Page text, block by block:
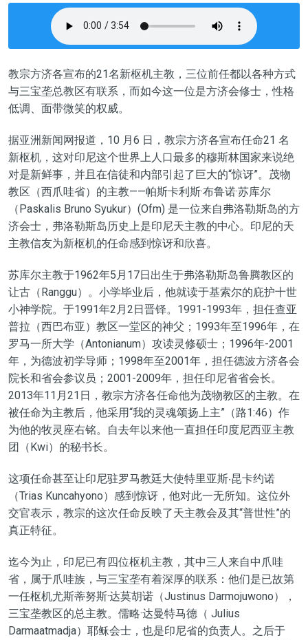
教宗方济各宣布的21名新枢机主教，三位前任都以各种方式
与三宝垄总教区有联系 ， 而如今这一位是方济会修士，性格
低调、面带微笑的权威。
据亚洲新闻网报道， 10 月6 日 ， 教宗方济各宣布任命21 名
新枢机，这对印尼这个世界上人口最多的穆斯林国家来说绝
对是新鲜事，并且在信徒和内部引起了巨大的“惊讶”。 茂物
教区（西爪哇省）的主教——帕斯卡利斯·布鲁诺·苏库尔
（Paskalis Bruno Syukur）(Ofm) 是一位来自弗洛勒斯岛的方
济会士，弗洛勒斯岛历史上是印尼天主教的中心。印尼的天
主教信友为新枢机的任命感到惊讶和欣喜。
苏库尔主教于1962年5月17日出生于弗洛勒斯岛鲁腾教区的
让古（Ranggu）。小学毕业后，他就读于基索尔的庇护十世
小神学院。于1991年2月2日晋铎。1991-1993年， 担任查亚
普拉（西巴布亚）教区一堂区的神父；1993年至1996年，在
罗马一所大学 （Antonianum） 攻读灵修硕士；1996年-2001
年， 为德波初学导师；1998年至2001年， 担任德波方济各会
院长和省会参议员 ；2001-2009年， 担任印尼省省会长。
2013年11月21日，教宗方济各任命他为茂物教区的主教。在
被任命为主教后，他采用“我的灵魂颂扬上主”（路1:46）作
为他的牧灵座右铭。 自去年以来他一直担任印度尼西亚主教
团（Kwi）的秘书长。
这项任命甚至让印尼驻罗马教廷大使特里亚斯‧昆卡约诺
（Trias Kuncahyono）感到惊讶，他对此一无所知。这位外
交官表示， 教宗的这次任命反映了天主教会及其“普世性”的
真正特征。
迄今为止，印尼已有四位枢机主教，其中三人来自中爪哇
省，属于爪哇族，与三宝垄有着深厚的联系：他们是已故第
一任枢机尤斯蒂努斯·达莫胡诺（Justinus Darmojuwono），
三宝垄教区的总主教。儒略·达曼特马德（ Julius
Darmaatmadja）耶稣会士，也是印尼省的负责人 。 之后于